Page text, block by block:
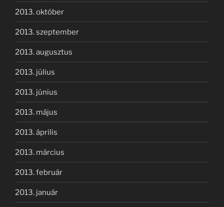
2013. október
2013. szeptember
2013. augusztus
2013. július
2013. június
2013. május
2013. április
2013. március
2013. február
2013. január